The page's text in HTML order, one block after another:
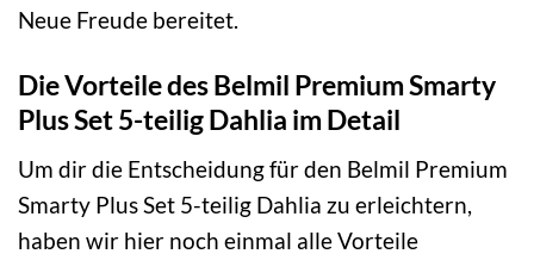
Neue Freude bereitet.
Die Vorteile des Belmil Premium Smarty
Plus Set 5-teilig Dahlia im Detail
Um dir die Entscheidung für den Belmil Premium
Smarty Plus Set 5-teilig Dahlia zu erleichtern,
haben wir hier noch einmal alle Vorteile